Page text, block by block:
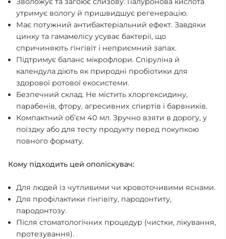
утримує вологу й пришвидшує регенерацію.
Має потужний антибактеріальний ефект. Завдяки
цинку та гамамелісу усуває бактерії, що
спричиняють гінгівіт і неприємний запах.
Підтримує баланс мікрофлори. Спіруліна й
календула діють як природні пробіотики для
здорової ротової екосистеми.
Безпечний склад. Не містить хлоргексидину,
парабенів, фтору, агресивних спиртів і барвників.
Компактний об’єм 40 мл. Зручно взяти в дорогу, у
поїздку або для тесту продукту перед покупкою
повного формату.
Кому підходить цей ополіскувач:
Для людей із чутливими чи кровоточивими яснами.
Для профілактики гінгівіту, пародонтиту,
пародонтозу.
Після стоматологічних процедур (чистки, лікування,
протезування).